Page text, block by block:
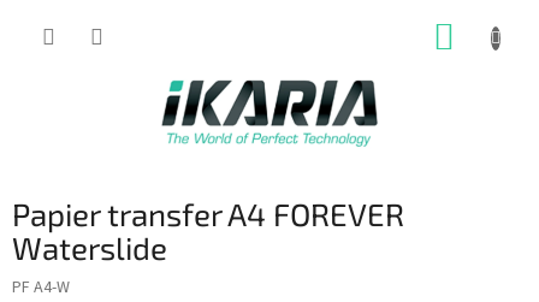
Papier transfer A4 FOREVER
Waterslide
PF A4-W